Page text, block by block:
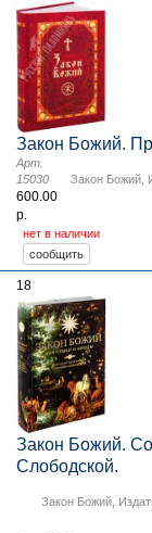
Закон Божий.
Закон Божий
Арт.
15030
600.00
р.
нет в наличии
18
Закон Божий.
Слободской.
Закон Божий